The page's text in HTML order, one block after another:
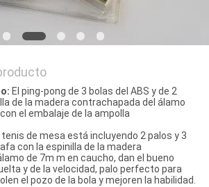
El ping-pong de 3 bolas del ABS y de 2
de la madera contrachapada del álamo
el embalaje de la ampolla
de mesa está incluyendo 2 palos y 3
con la espinilla de la madera
de 7m m en caucho, dan el bueno
y de la velocidad, palo perfecto para
el pozo de la bola y mejoren la habilidad.